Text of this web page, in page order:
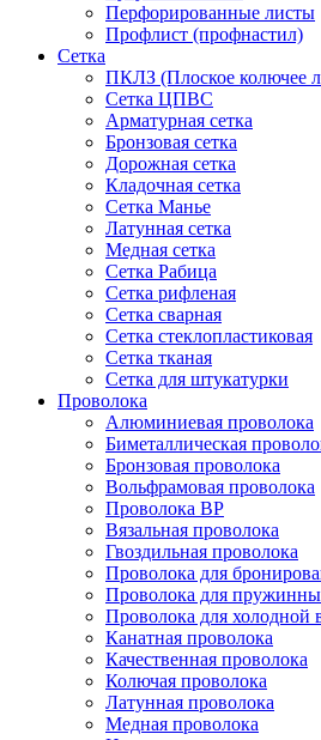
Перфорированные листы
Профлист (профнастил)
Сетка
ПКЛЗ (Плоское колючее
Сетка ЦПВС
Арматурная сетка
Бронзовая сетка
Дорожная сетка
Кладочная сетка
Сетка Манье
Латунная сетка
Медная сетка
Сетка Рабица
Сетка рифленая
Сетка сварная
Сетка стеклопластиковая
Сетка тканая
Сетка для штукатурки
Проволока
Алюминиевая проволока
Биметаллическая
Бронзовая проволока
Вольфрамовая проволока
Проволока ВР
Вязальная проволока
Гвоздильная проволока
Проволока для
Проволока для
Проволока для холодной
Канатная проволока
Качественная проволока
Колючая проволока
Латунная проволока
Медная проволока